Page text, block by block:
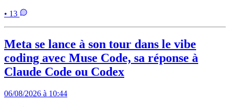
• 13
Meta se lance à son tour dans le vibe
coding avec Muse Code, sa réponse à
Claude Code ou Codex
06/08/2026 à 10:44